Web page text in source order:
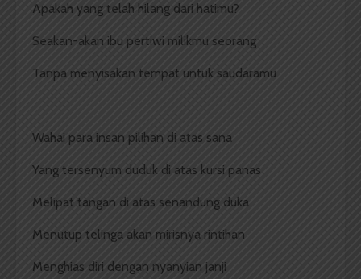
Apakah yang telah hilang dari hatimu?
Seakan-akan ibu pertiwi milikmu seorang
Tanpa menyisakan tempat untuk saudaramu
Wahai para insan pilihan di atas sana
Yang tersenyum duduk di atas kursi panas
Melipat tangan di atas senandung duka
Menutup telinga akan mirisnya rintihan
Menghias diri dengan nyanyian janji